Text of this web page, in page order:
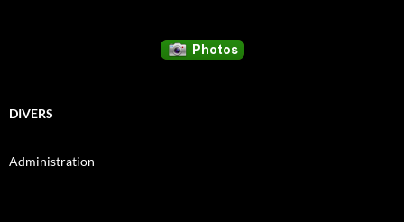
DIVERS
Administration